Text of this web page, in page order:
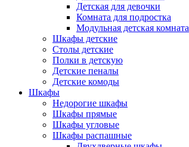
Детская для девочки
Комната для подростка
Модульная детская комната
Шкафы детские
Столы детские
Полки в детскую
Детские пеналы
Детские комоды
Шкафы
Недорогие шкафы
Шкафы прямые
Шкафы угловые
Шкафы распашные